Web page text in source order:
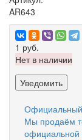
AR643
1 руб.
Нет в наличии
Уведомить
Мы продаём
официальной